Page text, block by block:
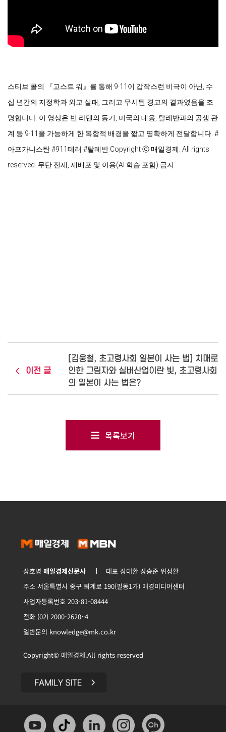
스티브 콜의 『고스트 워』를 통해 9·11이 갑작스런 비극이 아닌, 수
십 년간의 지정학과 외교 실패, 그리고 무시된 경고의 결과였음을 조
명합니다. 이 영상은 빈 라덴의 동기, 미국의 대응, 탈레반과의 공생 관
계 등 9·11을 가능하게 한 복합적 배경을 짧고 명확하게 전달합니다. #
아프가니스탄 #911테러 #탈레반 Copyright ⓒ 매일경제. All rights
reserved. 무단 전재, 재배포 및 이용(AI 학습 포함) 금지
이전 글
[김웅철, 초고령사회 일본이 사는 법] 치매로
인한 그림자와 실버산업이란 빛, 초고령사회
의 일본이 사는 법은?
목록보기
상호명매일경제신문사
대표 장대환 장승준 위정환
주소 서울특별시 중구 퇴계로 190(필동1가) 매경미디어센터
사업자등록번호 203-81-08444
전화 (02) 2000-2620~4
일반문의 knowledge@mk.co.kr
Copyright© 매일경제.All rights reserved